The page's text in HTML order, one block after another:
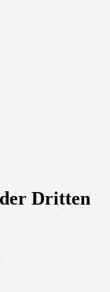
Dritten